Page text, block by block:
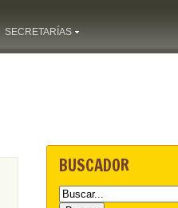
SECRETARÍAS
BUSCADOR